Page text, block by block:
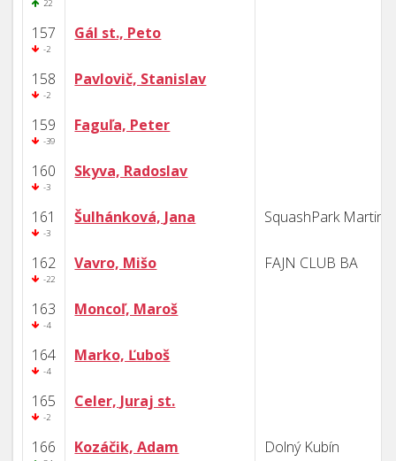
22
157
-2
Gál st., Peto
158
-2
Pavlovič, Stanislav
159
-39
Faguľa, Peter
160
-3
Skyva, Radoslav
161
-3
Šulhánková, Jana SquashPark Martin
162
-22
Vavro, Mišo FAJN CLUB BA
163
-4
Moncoľ, Maroš
164
-4
Marko, Ľuboš
165
-2
Celer, Juraj st.
166 Kozáčik, Adam Dolný Kubín